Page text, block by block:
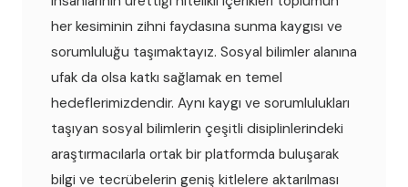
her kesiminin zihni faydasına sunma kaygısı ve
sorumluluğu taşımaktayız. Sosyal bilimler alanına
ufak da olsa katkı sağlamak en temel
hedeflerimizdendir. Aynı kaygı ve sorumlulukları
taşıyan sosyal bilimlerin çeşitli disiplinlerindeki
araştırmacılarla ortak bir platformda buluşarak
bilgi ve tecrübelerin geniş kitlelere aktarılması